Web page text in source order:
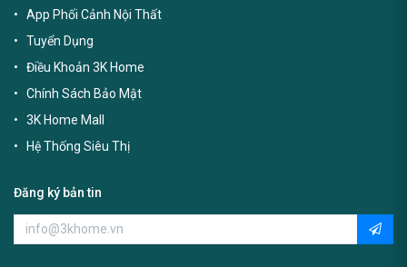
App Phối Cảnh Nội Thất
Tuyển Dụng
Điều Khoản 3K Home
Chính Sách Bảo Mật
3K Home Mall
Hệ Thống Siêu Thị
Đăng ký bản tin